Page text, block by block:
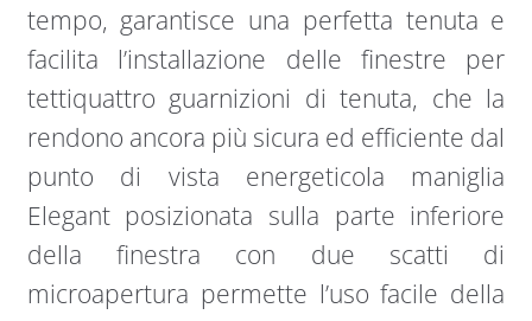
tempo, garantisce una perfetta tenuta e
facilita l’installazione delle finestre per
tettiquattro guarnizioni di tenuta, che la
rendono ancora più sicura ed efficiente dal
punto di vista energeticola maniglia
Elegant posizionata sulla parte inferiore
della finestra con due scatti di
microapertura permette l’uso facile della